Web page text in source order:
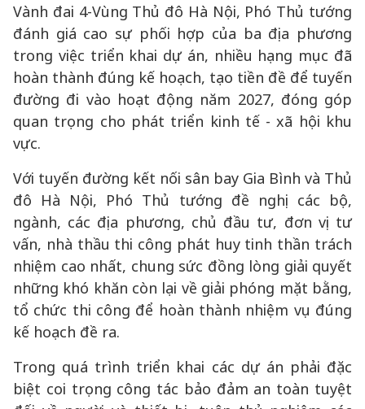
Vành đai 4-Vùng Thủ đô Hà Nội, Phó Thủ tướng
đánh giá cao sự phối hợp của ba địa phương
trong việc triển khai dự án, nhiều hạng mục đã
hoàn thành đúng kế hoạch, tạo tiền đề để tuyến
đường đi vào hoạt động năm 2027, đóng góp
quan trọng cho phát triển kinh tế - xã hội khu
vực.
Với tuyến đường kết nối sân bay Gia Bình và Thủ
đô Hà Nội, Phó Thủ tướng đề nghị các bộ,
ngành, các địa phương, chủ đầu tư, đơn vị tư
vấn, nhà thầu thi công phát huy tinh thần trách
nhiệm cao nhất, chung sức đồng lòng giải quyết
những khó khăn còn lại về giải phóng mặt bằng,
tổ chức thi công để hoàn thành nhiệm vụ đúng
kế hoạch đề ra.
Trong quá trình triển khai các dự án phải đặc
biệt coi trọng công tác bảo đảm an toàn tuyệt